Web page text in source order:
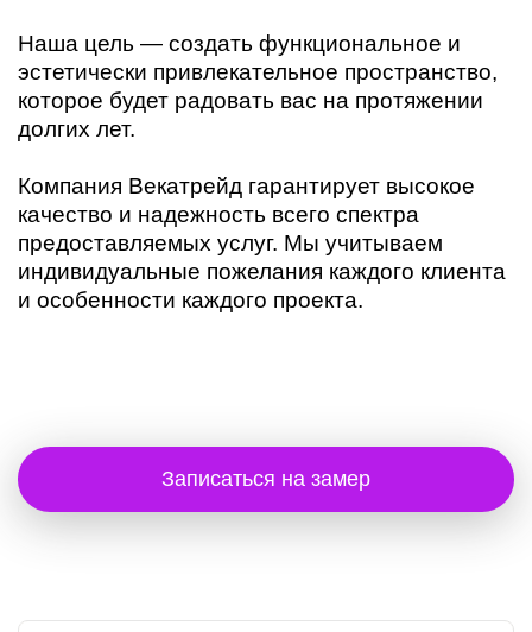
Наша цель — создать функциональное и
эстетически привлекательное пространство,
которое будет радовать вас на протяжении
долгих лет.
Компания Векатрейд гарантирует высокое
качество и надежность всего спектра
предоставляемых услуг. Мы учитываем
индивидуальные пожелания каждого клиента
и особенности каждого проекта.
Записаться на замер